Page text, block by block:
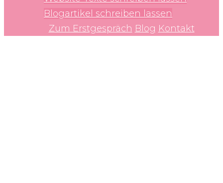
Blogartikel schreiben lassen
Zum Erstgespräch Blog Kontakt